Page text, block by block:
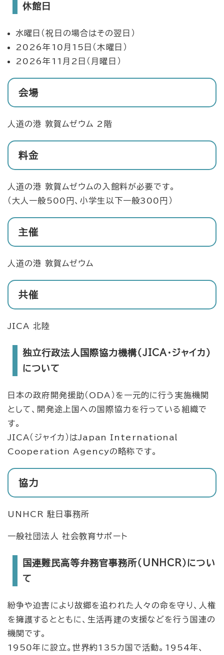
休館日
水曜日（祝日の場合はその翌日）
2026年10月15日（木曜日）
2026年11月2日（月曜日）
会場
人道の港 敦賀ムゼウム 2階
料金
人道の港 敦賀ムゼウムの入館料が必要です。
（大人一般500円、小学生以下一般300円）
主催
人道の港 敦賀ムゼウム
共催
JICA 北陸
独立行政法人国際協力機構（JICA・ジャイカ）
について​
日本の政府開発援助（ODA）を一元的に行う実施機関
として、開発途上国への国際協力を行っている組織で
す。
JICA（ジャイカ）はJapan International
Cooperation Agencyの略称です。
協力
UNHCR 駐日事務所
一般社団法人 社会教育サポート
国連難民高等弁務官事務所（UNHCR）につい
て
紛争や迫害により故郷を追われた人々の命を守り、人権
を擁護するとともに、生活再建の支援などを行う国連の
機関です。
1950年に設立。世界約135カ国で活動。1954年、